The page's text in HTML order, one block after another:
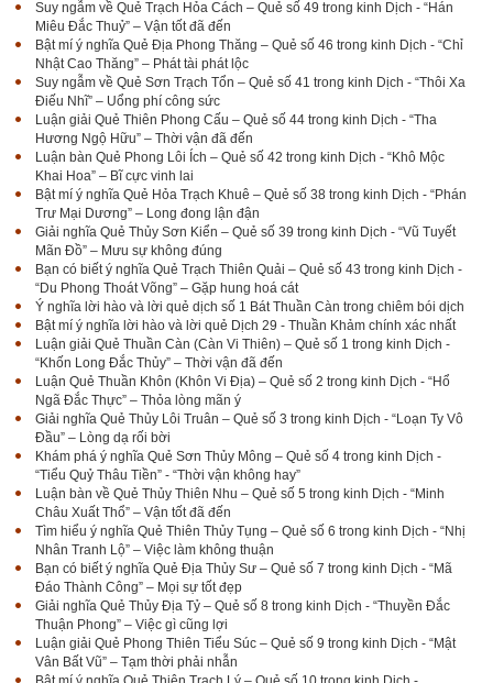
Suy ngẫm về Quẻ Trạch Hỏa Cách – Quẻ số 49 trong kinh Dịch - “Hán
Miêu Đắc Thuỷ” – Vận tốt đã đến
Bật mí ý nghĩa Quẻ Địa Phong Thăng – Quẻ số 46 trong kinh Dịch - “Chỉ
Nhật Cao Thăng” – Phát tài phát lộc
Suy ngẫm về Quẻ Sơn Trạch Tổn – Quẻ số 41 trong kinh Dịch - “Thôi Xa
Điếu Nhĩ” – Uổng phí công sức
Luận giải Quẻ Thiên Phong Cấu – Quẻ số 44 trong kinh Dịch - “Tha
Hương Ngộ Hữu” – Thời vận đã đến
Luận bàn Quẻ Phong Lôi Ích – Quẻ số 42 trong kinh Dịch - “Khô Mộc
Khai Hoa” – Bĩ cực vinh lai
Bật mí ý nghĩa Quẻ Hỏa Trạch Khuê – Quẻ số 38 trong kinh Dịch - “Phán
Trư Mại Dương” – Long đong lận đận
Giải nghĩa Quẻ Thủy Sơn Kiển – Quẻ số 39 trong kinh Dịch - “Vũ Tuyết
Mãn Đồ” – Mưu sự không đúng
Bạn có biết ý nghĩa Quẻ Trạch Thiên Quải – Quẻ số 43 trong kinh Dịch -
“Du Phong Thoát Võng” – Gặp hung hoá cát
Ý nghĩa lời hào và lời quẻ dịch số 1 Bát Thuần Càn trong chiêm bói dịch
Bật mí ý nghĩa lời hào và lời quẻ Dịch 29 - Thuần Khảm chính xác nhất
Luận giải Quẻ Thuần Càn (Càn Vi Thiên) – Quẻ số 1 trong kinh Dịch -
“Khốn Long Đắc Thủy” – Thời vận đã đến
Luận Quẻ Thuần Khôn (Khôn Vi Địa) – Quẻ số 2 trong kinh Dịch - “Hổ
Ngã Đắc Thực” – Thỏa lòng mãn ý
Giải nghĩa Quẻ Thủy Lôi Truân – Quẻ số 3 trong kinh Dịch - “Loạn Ty Vô
Đầu” – Lòng dạ rối bời
Khám phá ý nghĩa Quẻ Sơn Thủy Mông – Quẻ số 4 trong kinh Dịch -
“Tiểu Quỷ Thâu Tiền” - “Thời vận không hay”
Luận bàn về Quẻ Thủy Thiên Nhu – Quẻ số 5 trong kinh Dịch - “Minh
Châu Xuất Thổ” – Vận tốt đã đến
Tìm hiểu ý nghĩa Quẻ Thiên Thủy Tụng – Quẻ số 6 trong kinh Dịch - “Nhị
Nhân Tranh Lộ” – Việc làm không thuận
Bạn có biết ý nghĩa Quẻ Địa Thủy Sư – Quẻ số 7 trong kinh Dịch - “Mã
Đáo Thành Công” – Mọi sự tốt đẹp
Giải nghĩa Quẻ Thủy Địa Tỷ – Quẻ số 8 trong kinh Dịch - “Thuyền Đắc
Thuận Phong” – Việc gì cũng lợi
Luận giải Quẻ Phong Thiên Tiểu Súc – Quẻ số 9 trong kinh Dịch - “Mật
Vân Bất Vũ” – Tạm thời phải nhẫn